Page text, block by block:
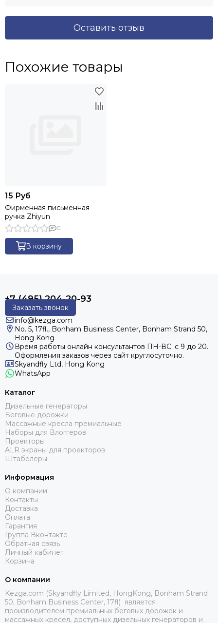
Оставить отзыв
Похожие товары
15 Руб
Фирменная письменная
ручка Zhiyun
0
В корзину
+7 (495) 204-20-93
Заказать звонок
info@kezga.com
No. 5, 17fl., Bonham Business Center, Bonham Strand 50,
Hong Kong
Время работы онлайн консультантов ПН-ВС: с 9 до 20.
Оформления заказов через сайт круглосуточно.
Skyandfly Ltd, Hong Kong
WhatsApp
Каталог
Дизельные генераторы
Беговые дорожки
Массажные кресла премиальные
Наборы для Влоггеров
Проекторы
ALR экраны для проекторов
Штабелеры
Информация
О компании
Контакты
Доставка
Оплата
Гарантия
Группа Вконтакте
Обратная связь
Личный кабинет
Корзина
О компании
Kezga.com (Skyandfly Limited, HongKong, Bonham Strand
50, Bonham Business Center, 17fl) является
производителем премиальных беговых дорожек и
массажных кресел, доступных дизельных генераторов и